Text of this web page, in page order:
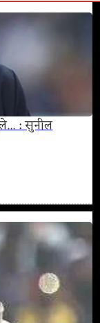
: सुनील